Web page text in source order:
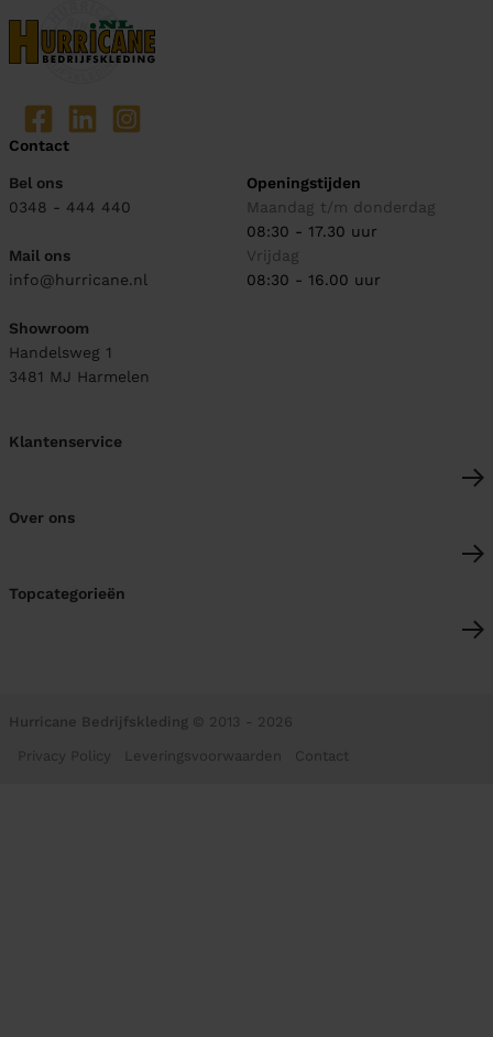
Contact
Bel ons
0348 - 444 440
Mail ons
info@hurricane.nl
Showroom
Handelsweg 1
3481 MJ Harmelen
Openingstijden
Maandag t/m donderdag
08:30 - 17.30 uur
Vrijdag
08:30 - 16.00 uur
Klantenservice
Over ons
Topcategorieën
Hurricane Bedrijfskleding © 2013 - 2026
Privacy Policy Leveringsvoorwaarden Contact